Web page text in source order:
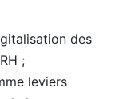
des
;
leviers